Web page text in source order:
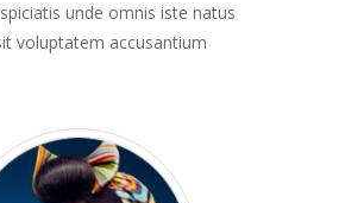
unde omnis iste natus
voluptatem accusantium